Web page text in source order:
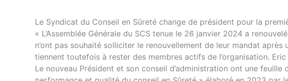
Le Syndicat du Conseil en Sûreté change de président pour la
« L’Assemblée Générale du SCS tenue le 26 janvier 2024 a
n’ont pas souhaité solliciter le renouvellement de leur mandat après
tiennent toutefois à rester des membres actifs de l’organisation.
Le nouveau Président et son conseil d’administration ont une